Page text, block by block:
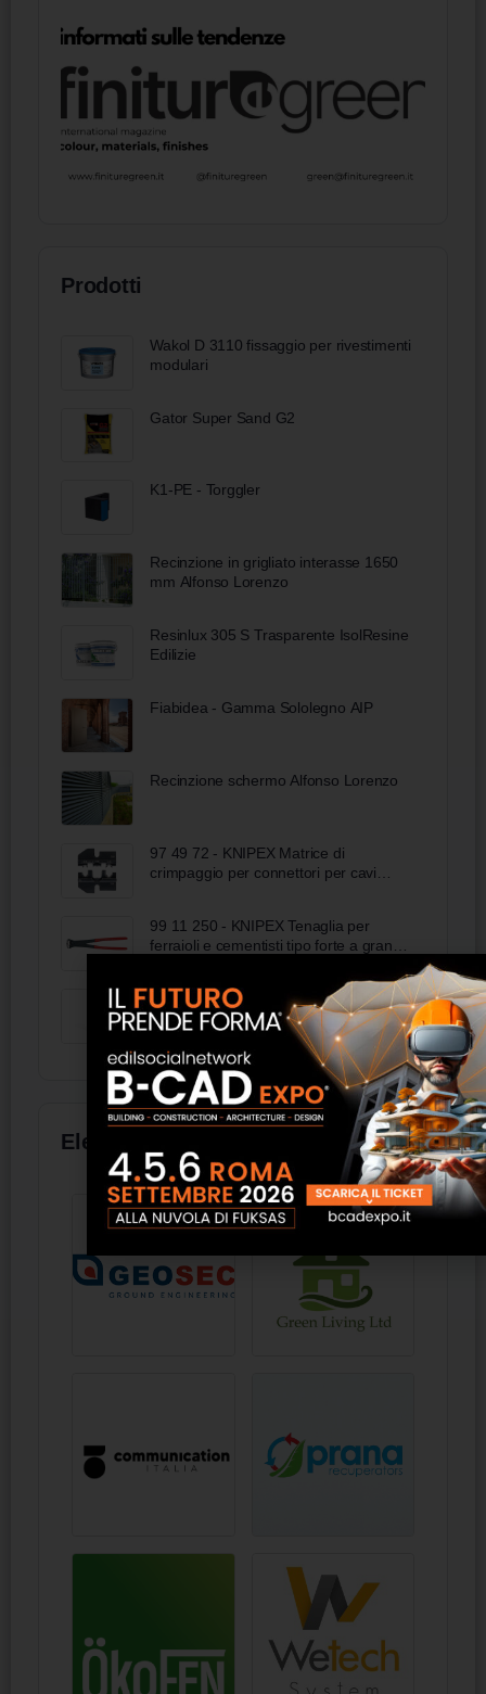
Prodotti
Wakol D 3110 fissaggio per rivestimenti
modulari
Gator Super Sand G2
K1-PE - Torggler
Recinzione in grigliato interasse 1650
mm Alfonso Lorenzo
Resinlux 305 S Trasparente IsolResine
Edilizie
Fiabidea - Gamma Sololegno AIP
Recinzione schermo Alfonso Lorenzo
97 49 72 - KNIPEX Matrice di
crimpaggio per connettori per cavi
99 11 250 - KNIPEX Tenaglia per
ferraioli e cementisti tipo forte a grande
bonderizzata nera 250 mm
Fan Coil 20-40 - FRAL
Elenco aziende